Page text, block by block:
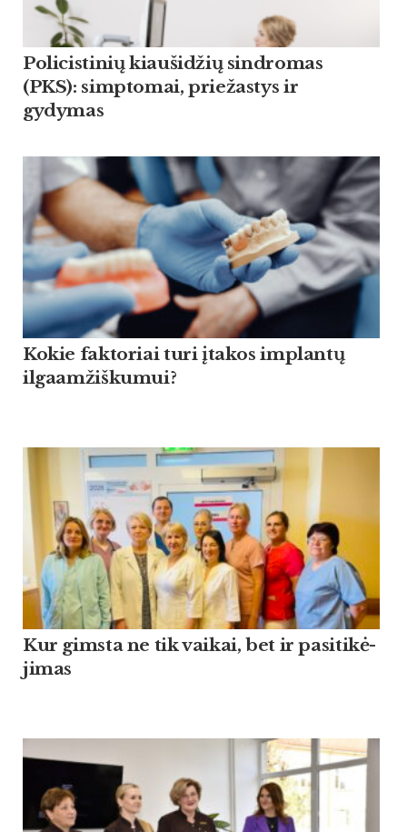
Policistinių kiaušidžių sindromas
(PKS): simptomai, priežastys ir
gydymas
Kokie faktoriai turi įtakos implantų
ilgaamžiškumui?
Kur gims­ta ne tik vai­kai, bet ir pa­si­ti­kė­
ji­mas